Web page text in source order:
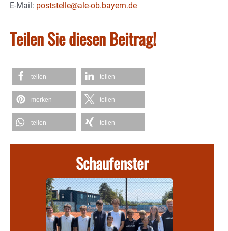
E-Mail: poststelle@ale-ob.bayern.de
Teilen Sie diesen Beitrag!
teilen teilen
merken teilen
teilen teilen
Schaufenster